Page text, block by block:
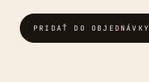
PRIDAŤ DO OBJEDNÁVKY